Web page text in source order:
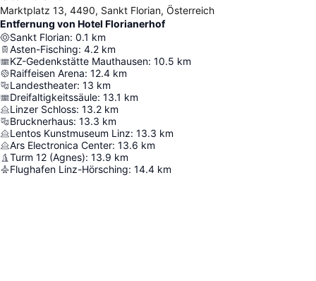
Marktplatz 13, 4490, Sankt Florian, Österreich
Entfernung von Hotel Florianerhof
Sankt Florian: 0.1 km
Asten-Fisching: 4.2 km
KZ-Gedenkstätte Mauthausen: 10.5 km
Raiffeisen Arena: 12.4 km
Landestheater: 13 km
Dreifaltigkeitssäule: 13.1 km
Linzer Schloss: 13.2 km
Brucknerhaus: 13.3 km
Lentos Kunstmuseum Linz: 13.3 km
Ars Electronica Center: 13.6 km
Turm 12 (Agnes): 13.9 km
Flughafen Linz-Hörsching: 14.4 km